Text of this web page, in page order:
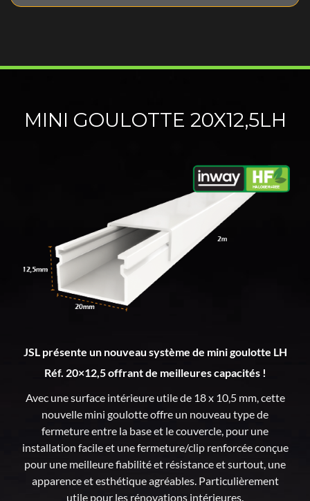
MINI GOULOTTE 20X12,5LH
JSL présente un nouveau système de mini goulotte LH
Réf. 20×12,5 offrant de meilleures capacités !
Avec une surface intérieure utile de 18 x 10,5 mm, cette
nouvelle mini goulotte offre un nouveau type de
fermeture entre la base et le couvercle, pour une
installation facile et une fermeture/clip renforcée conçue
pour une meilleure fiabilité et résistance et surtout, une
apparence et esthétique agréables. Particulièrement
utile pour les rénovations intérieures.